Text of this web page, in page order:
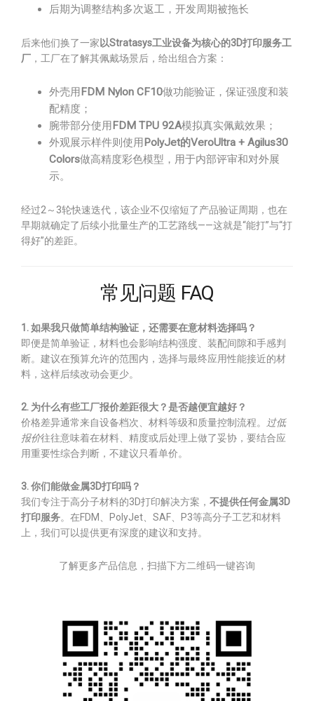
后期为调整结构多次返工，开发周期被拖长
后来他们换了一家 以Stratasys工业设备为核心的3D打印服务工
厂 ，工厂在了解其佩戴场景后，给出组合方案：
外壳用 FDM Nylon CF10做功能验证，保证强度和装
配精度；
腕带部分使用 FDM TPU 92A模拟真实佩戴效果；
外观展示样件则使用 PolyJet的VeroUltra + Agilus30
Colors做高精度彩色模型，用于内部评审和对外展
示。
经过2～3轮快速迭代，该企业不仅缩短了产品验证周期，也在
早期就确定了后续小批量生产的工艺路线——这就是“能打”与“打
得好”的差距。
常见问题 FAQ
1. 如果我只做简单结构验证，还需要在意材料选择吗？
即便是简单验证，材料也会影响结构强度、装配间隙和手感判
断。建议在预算允许的范围内，选择与最终应用性能接近的材
料，这样后续改动会更少。
2. 为什么有些工厂报价差距很大？是否越便宜越好？
价格差异通常来自设备档次、材料等级和质量控制流程。
过低
报价往往意味着在材料、精度或后处理上做了妥协，要结合应
用重要性综合判断，不建议只看单价。
3. 你们能做金属3D打印吗？
我们专注于高分子材料的3D打印解决方案， 不提供任何金属3D
打印服务。在FDM、PolyJet、SAF、P3等高分子工艺和材料
上，我们可以提供更有深度的建议和支持。
了解更多产品信息，扫描下方二维码一键咨询